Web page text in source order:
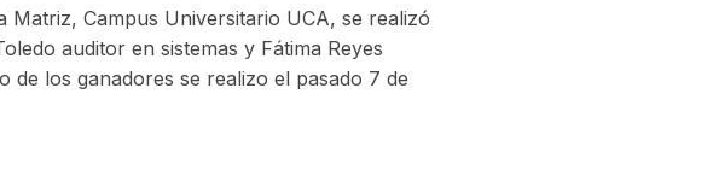
Matriz, Campus Universitario UCA, se realizó
auditor en sistemas y Fátima Reyes
de los ganadores se realizo el pasado 7 de